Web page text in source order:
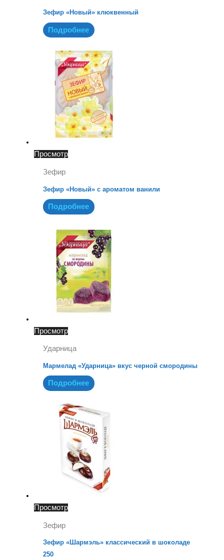
Зефир «Новый» клюквенный
Подробнее
Просмотр
Зефир
Зефир «Новый» с ароматом ванили
Подробнее
Просмотр
Ударница
Мармелад «Ударница» вкус черной смородины
Подробнее
Просмотр
Зефир
Зефир «Шармэль» классический в шоколаде
250